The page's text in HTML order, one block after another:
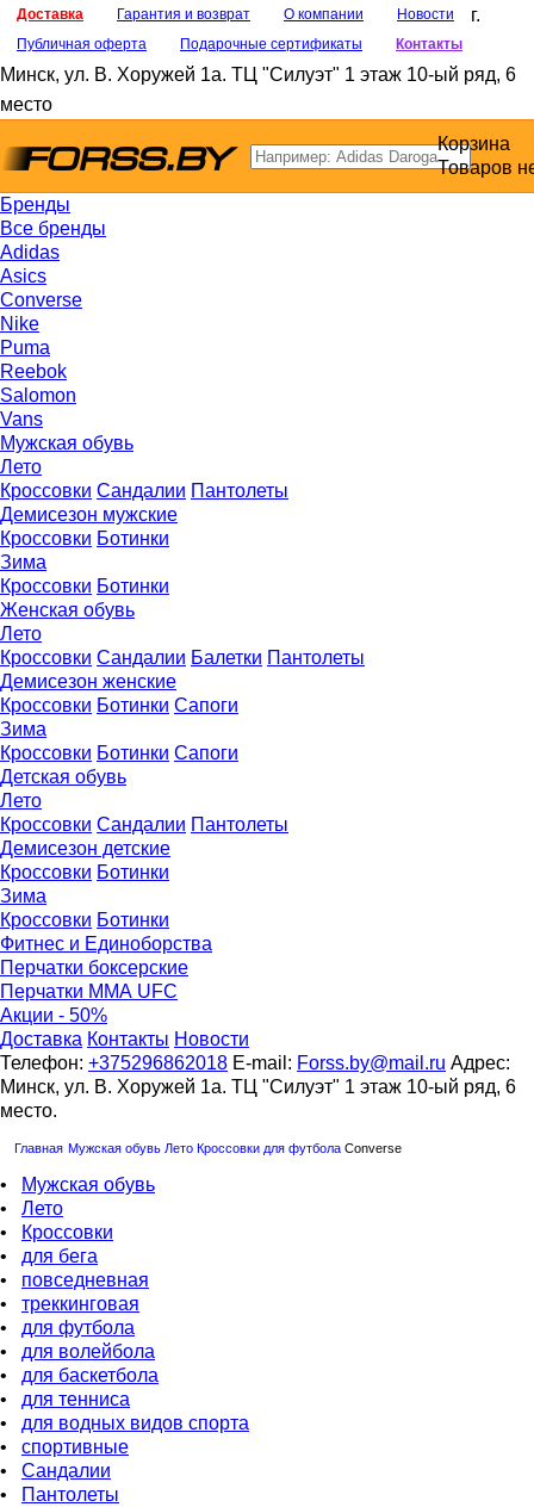
Доставка Гарантия и возврат О компании
Новости
Публичная оферта
Подарочные сертификаты Контакты
г.
Минск, ул. В. Хоружей 1а. ТЦ "Силуэт" 1 этаж 10-ый ряд, 6
место
Корзина
Товаров
Бренды
Все бренды
Adidas
Asics
Converse
Nike
Puma
Reebok
Salomon
Vans
Мужская обувь
Лето
Кроссовки Сандалии Пантолеты
Демисезон мужские
Кроссовки Ботинки
Зима
Кроссовки Ботинки
Женская обувь
Лето
Кроссовки Сандалии Балетки Пантолеты
Демисезон женские
Кроссовки Бoтинки Сапоги
Зима
Кроссовки Ботинки Сапоги
Детская обувь
Летo
Кроссовки Сандалии Пантолеты
Демисезон детские
Кроссовки Ботинки
Зима
Кроссовки Ботинки
Фитнес и Единоборства
Перчатки боксерские
Перчатки ММА UFC
Акции - 50%
Доставка Контакты Новости
Телефон: +375296862018 E-mail: Forss.by@mail.ru Адрес:
Минск, ул. В. Хоружей 1а. ТЦ "Силуэт" 1 этаж 10-ый ряд, 6
место.
Главная Мужская обувь Лето Кроссовки для футбола Converse
•
Мужская обувь
• Лето
•
Кроссовки
• для бега
• повседневная
• треккинговая
• для футбола
• для волейбола
• для баскетбола
• для тенниса
• для водных видов спорта
• спортивные
• Сандалии
•
Пантолеты